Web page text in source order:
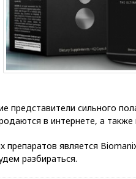
представители сильного
в интернете, а
препаратов является
разбираться.